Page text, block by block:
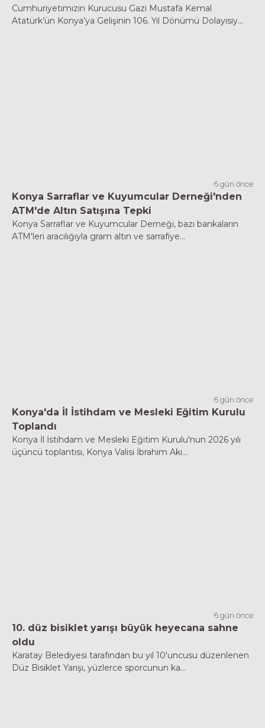
Cumhuriyetimizin Kurucusu Gazi Mustafa Kemal
Atatürk’ün Konya’ya Gelişinin 106. Yıl Dönümü Dolayısıy...
6 gün önce
Konya Sarraflar ve Kuyumcular Derneği'nden
ATM'de Altın Satışına Tepki
Konya Sarraflar ve Kuyumcular Derneği, bazı bankaların
ATM'leri aracılığıyla gram altın ve sarrafiye...
6 gün önce
Konya'da İl İstihdam ve Mesleki Eğitim Kurulu
Toplandı
Konya İl İstihdam ve Mesleki Eğitim Kurulu'nun 2026 yılı
üçüncü toplantısı, Konya Valisi İbrahim Akı...
6 gün önce
10. düz bisiklet yarışı büyük heyecana sahne
oldu
Karatay Belediyesi tarafından bu yıl 10'uncusu düzenlenen
Düz Bisiklet Yarışı, yüzlerce sporcunun ka...